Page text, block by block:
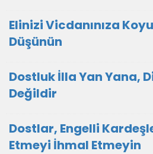
Elinizi Vicdanınıza
Düşünün
Dostluk İlla Yan Yana,
Değildir
Dostlar, Engelli
Etmeyi İhmal Etmeyin